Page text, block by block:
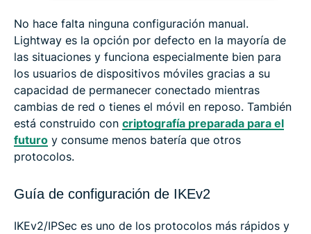
No hace falta ninguna configuración manual.
Lightway es la opción por defecto en la mayoría de
las situaciones y funciona especialmente bien para
los usuarios de dispositivos móviles gracias a su
capacidad de permanecer conectado mientras
cambias de red o tienes el móvil en reposo. También
está construido con criptografía preparada para el
futuro y consume menos batería que otros
protocolos.
Guía de configuración de IKEv2
IKEv2/IPSec es uno de los protocolos más rápidos y